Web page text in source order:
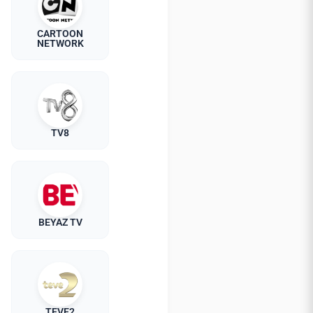
CARTOON
NETWORK
TV8
BEYAZ TV